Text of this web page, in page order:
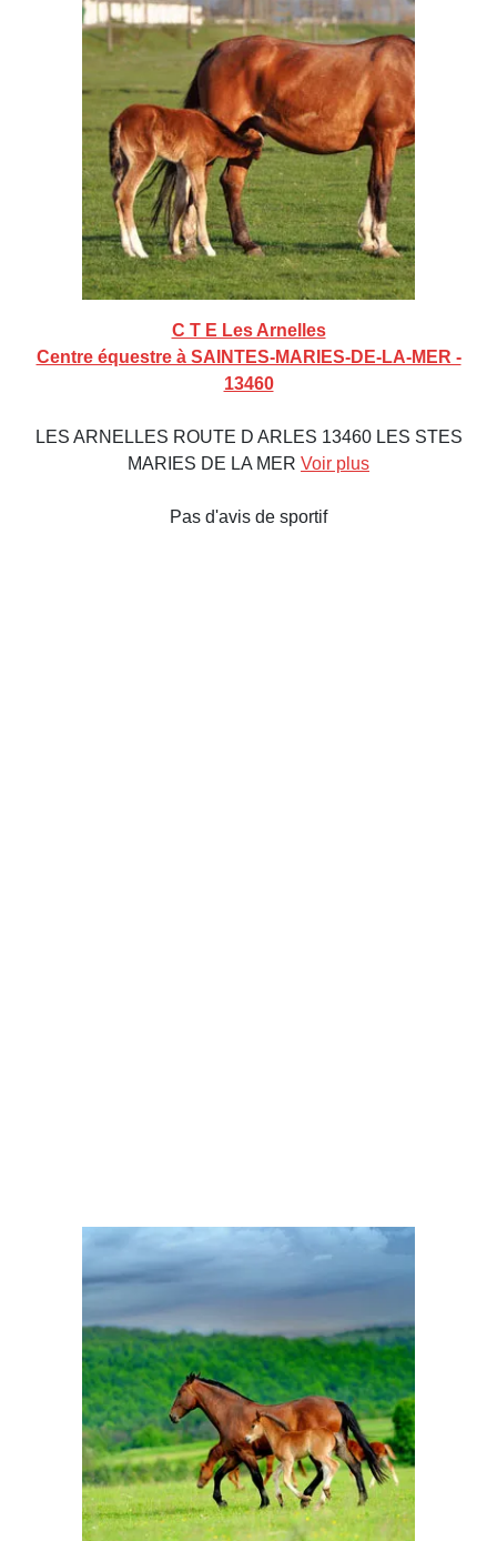
C T E Les Arnelles
Centre équestre à SAINTES-MARIES-DE-LA-MER -
13460
LES ARNELLES ROUTE D ARLES 13460 LES STES
MARIES DE LA MER Voir plus
Pas d'avis de sportif